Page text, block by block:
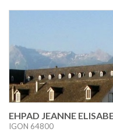
EHPAD JEANNE
IGON 64800